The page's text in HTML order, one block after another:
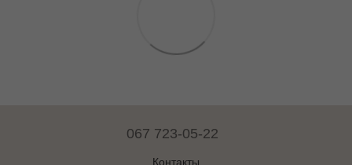
067 723-05-22
Контакты